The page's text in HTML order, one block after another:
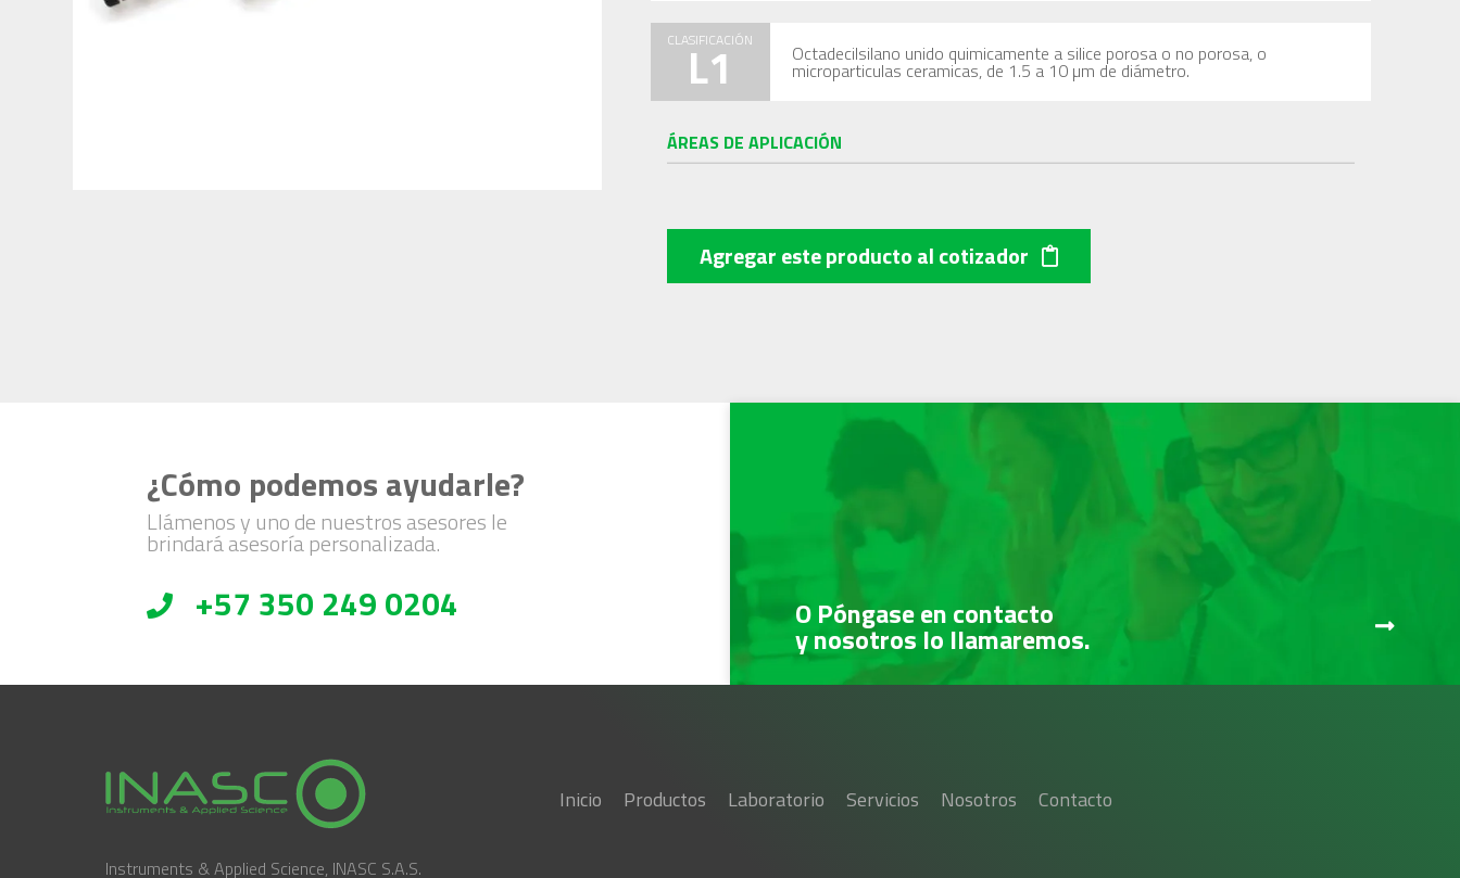
CLASIFICACIÓN
L1 Octadecilsilano unido quimicamente a silice porosa o no porosa, o
microparticulas ceramicas, de 1.5 a 10 µm de diámetro.
ÁREAS DE APLICACIÓN
Agregar este productoal cotizador
¿Cómo podemos ayudarle?
Llámenos y uno de nuestros asesores le
brindará asesoría personalizada.
+57 350 249 0204 O Póngase en contacto
y nosotros lo llamaremos.
Instruments & Applied Science, INASC S.A.S.
Inicio Productos Laboratorio Servicios Nosotros Contacto